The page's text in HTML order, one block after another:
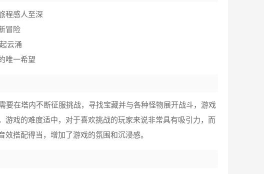
程感人至深
冒险
云涌
唯一希望
在塔内不断征服挑战，寻找宝藏并与各种怪物展开战斗，游戏
戏的难度适中，对于喜欢挑战的玩家来说非常具有吸引力，而
搭配得当，增加了游戏的氛围和沉浸感。